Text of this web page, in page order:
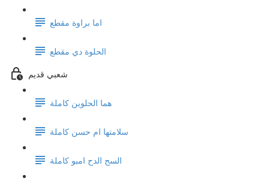
اما براوة مقطع
الحلوة دي مقطع
شعبي قديم
هما الحلوين كاملة
سلامتها ام حسن كاملة
السح الدح امبو كاملة